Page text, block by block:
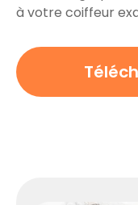
à votre coiffeur